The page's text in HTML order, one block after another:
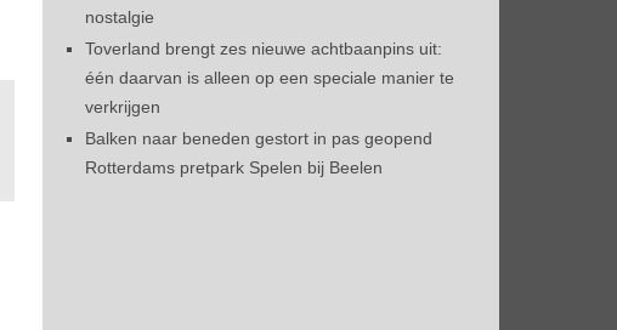
nostalgie
Toverland brengt zes nieuwe achtbaanpins uit:
één daarvan is alleen op een speciale manier te
verkrijgen
Balken naar beneden gestort in pas geopend
Rotterdams pretpark Spelen bij Beelen